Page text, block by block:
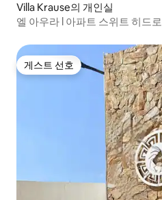
Villa Krause의 개인실
엘 아우라 l 아파트 스위트 히드로
게스트 선호
게스트 선호